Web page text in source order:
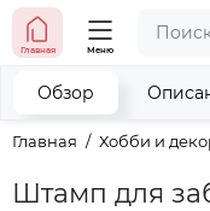
Главная Меню
Главная Хобби и
Штамп для
Обзор